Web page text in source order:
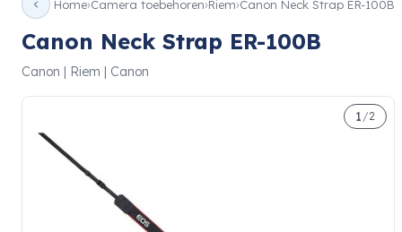
Home Camera toebehoren Riem Canon Neck Strap ER-100B
Canon Neck Strap ER-100B
Canon | Riem | Canon
1 /2